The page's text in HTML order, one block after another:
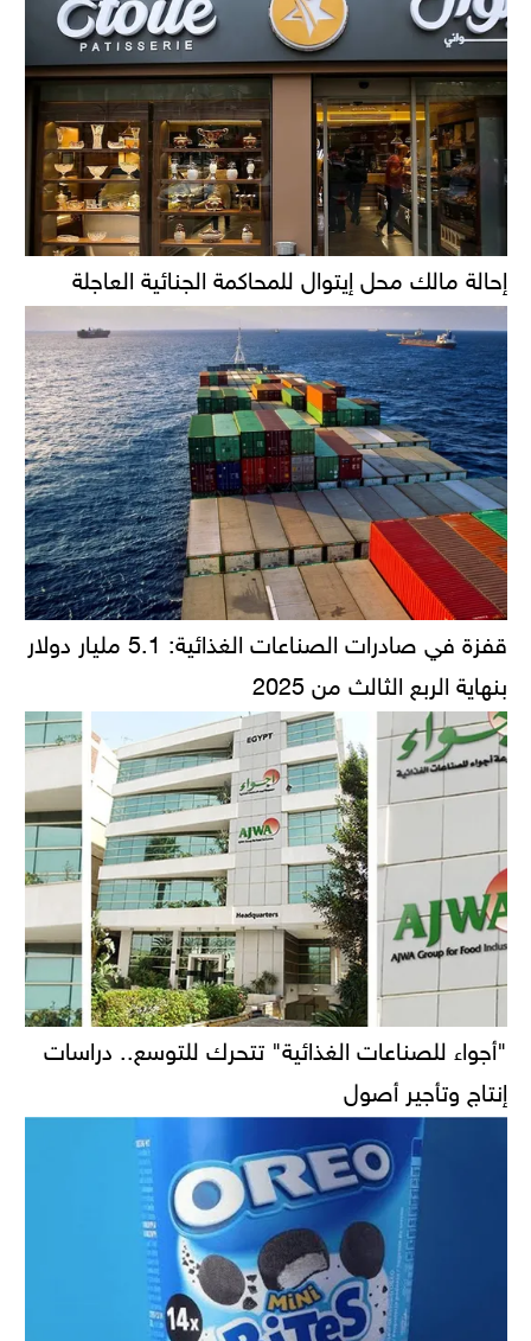
إحالة مالك محل إيتوال للمحاكمة الجنائية العاجلة
قفزة في صادرات الصناعات الغذائية: 5.1 مليار دولار
بنهاية الربع الثالث من 2025
"أجواء للصناعات الغذائية" تتحرك للتوسع.. دراسات
إنتاج وتأجير أصول